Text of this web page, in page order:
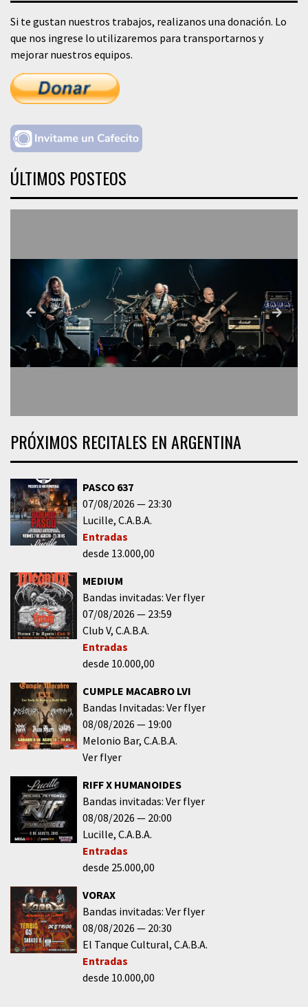
Si te gustan nuestros trabajos, realizanos una donación. Lo
que nos ingrese lo utilizaremos para transportarnos y
mejorar nuestros equipos.
ÚLTIMOS POSTEOS
PRÓXIMOS RECITALES EN ARGENTINA
PASCO 637
07/08/2026
23:30
Lucille C.A.B.A.
Entradas
desde 13.000,00
MEDIUM
Bandas invitadas: Ver flyer
07/08/2026
23:59
Club V C.A.B.A.
Entradas
desde 10.000,00
CUMPLE MACABRO LVI
Bandas Invitadas: Ver flyer
08/08/2026
19:00
Melonio Bar C.A.B.A.
Ver flyer
RIFF X HUMANOIDES
Bandas invitadas: Ver flyer
08/08/2026
20:00
Lucille C.A.B.A.
Entradas
desde 25.000,00
VORAX
Bandas invitadas: Ver flyer
08/08/2026
20:30
El Tanque Cultural C.A.B.A.
Entradas
desde 10.000,00